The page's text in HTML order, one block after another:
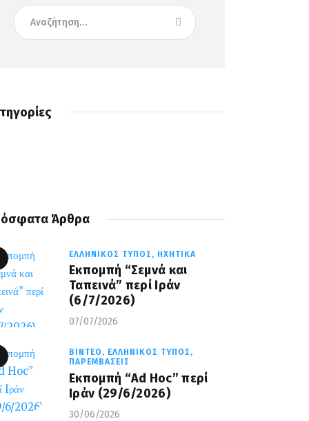
Άρθρα
ΕΛΛΗΝΙΚΌΣ ΤΎΠΟΣ, ΗΧΗΤΙΚΆ
Εκπομπή “Σεμνά και
Ταπεινά” περί Ιράν
(6/7/2026)
07/07/2026
ΒΊΝΤΕΟ, ΕΛΛΗΝΙΚΌΣ ΤΎΠΟΣ,
ΠΑΡΕΜΒΆΣΕΙΣ
Εκπομπή “Ad Hoc” περί
Iράν (29/6/2026)
30/06/2026